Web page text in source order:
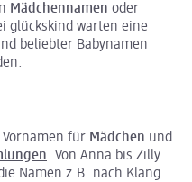
Mädchennamen oder
glückskind warten eine
beliebter Babynamen
für Mädchen und
. Von Anna bis Zilly.
Namen z.B. nach Klang